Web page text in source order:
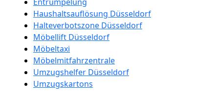
Haushaltsauflösung Düsseldorf
Halteverbotszone Düsseldorf
Möbellift Düsseldorf
Möbeltaxi
Möbelmitfahrzentrale
Umzugshelfer Düsseldorf
Umzugskartons